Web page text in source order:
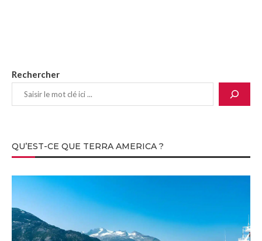
Rechercher
QU’EST-CE QUE TERRA AMERICA ?